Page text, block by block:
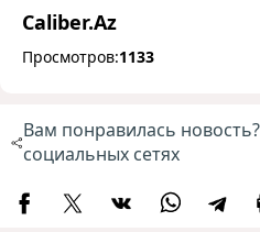
Caliber.Az
Просмотров:1133
Вам понравилась
социальных сетях